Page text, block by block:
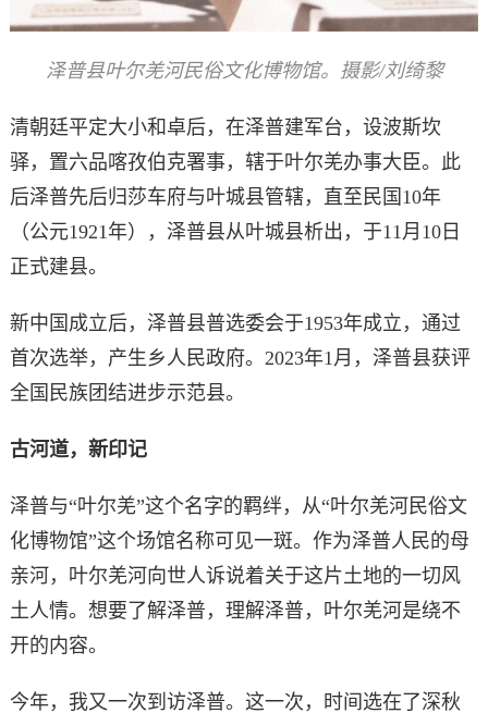
泽普县叶尔羌河民俗文化博物馆。摄影/刘绮黎
清朝廷平定大小和卓后，在泽普建军台，设波斯坎
驿，置六品喀孜伯克署事，辖于叶尔羌办事大臣。此
后泽普先后归莎车府与叶城县管辖，直至民国10年
（公元1921年），泽普县从叶城县析出，于11月10日
正式建县。
新中国成立后，泽普县普选委会于1953年成立，通过
首次选举，产生乡人民政府。2023年1月，泽普县获评
全国民族团结进步示范县。
古河道，新印记
泽普与“叶尔羌”这个名字的羁绊，从“叶尔羌河民俗文
化博物馆”这个场馆名称可见一斑。作为泽普人民的母
亲河，叶尔羌河向世人诉说着关于这片土地的一切风
土人情。想要了解泽普，理解泽普，叶尔羌河是绕不
开的内容。
今年，我又一次到访泽普。这一次，时间选在了深秋